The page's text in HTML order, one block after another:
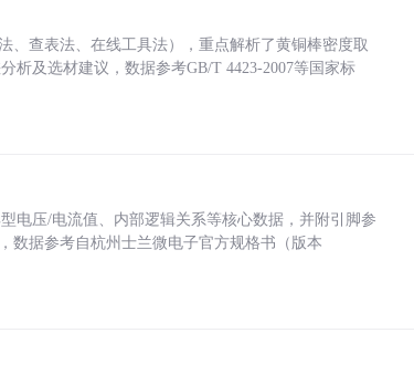
、查表法、在线工具法），重点解析了黄铜棒密度取
析及选材建议，数据参考GB/T 4423-2007等国家标
电压/电流值、内部逻辑关系等核心数据，并附引脚参
数据参考自杭州士兰微电子官方规格书（版本